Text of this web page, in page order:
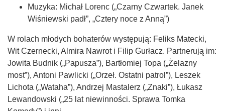
Muzyka: Michał Lorenc („Czarny Czwartek. Janek
Wiśniewski padł”, „Cztery noce z Anną”)
W rolach młodych bohaterów występują: Feliks Matecki,
Wit Czernecki, Almira Nawrot i Filip Gurłacz. Partnerują im:
Jowita Budnik („Papusza”), Bartłomiej Topa („Żelazny
most”), Antoni Pawlicki („Orzeł. Ostatni patrol”), Leszek
Lichota („Wataha”), Andrzej Mastalerz („Znaki”), Łukasz
Lewandowski („25 lat niewinności. Sprawa Tomka